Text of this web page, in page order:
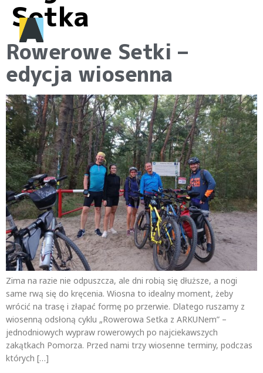
Setka
Rowerowe Setki –
edycja wiosenna
Zima na razie nie odpuszcza, ale dni robią się dłuższe, a nogi
same rwą się do kręcenia. Wiosna to idealny moment, żeby
wrócić na trasę i złapać formę po przerwie. Dlatego ruszamy z
wiosenną odsłoną cyklu „Rowerowa Setka z ARKUNem” –
jednodniowych wypraw rowerowych po najciekawszych
zakątkach Pomorza. Przed nami trzy wiosenne terminy, podczas
których […]